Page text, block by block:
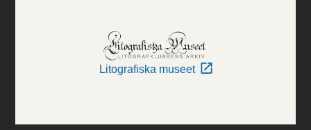
Litografiska museet